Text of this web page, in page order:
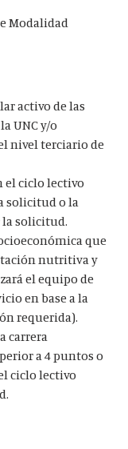
Modalidad
activo de las
UNC y/o
nivel terciario de
el ciclo lectivo
solicitud o la
solicitud.
que
nutritiva y
el equipo de
en base a la
requerida).
carrera
a 4 puntos o
ciclo lectivo